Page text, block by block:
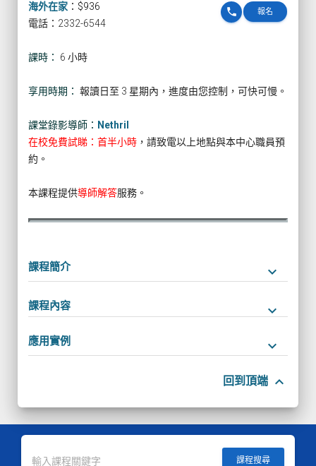
海外在家 ： $936 報名
phone
電話：2332-6544
課時： 6 小時
享用時期： 報讀日至 3 星期內，進度由您控制，可快可慢。
課堂錄影導師： Nethril
在校免費試睇：首半小時 ，請致電以上地點與本中心職員預
約。
本課程提供導師解答服務。
課程簡介 keyboard_arrow_down
課程內容 keyboard_arrow_down
應用實例 keyboard_arrow_down
回到頂端 keyboard_arrow_up
課程搜尋